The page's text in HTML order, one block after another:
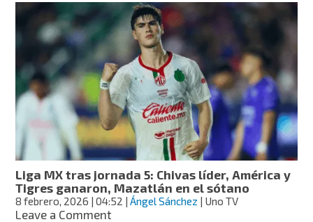
ganar
MX
tras
jornada
6:
Chivas
se
mantiene
líder
con
paso
perfecto;
Santos,
el
último
Liga MX tras jornada 5: Chivas líder, América y
Tigres ganaron, Mazatlán en el sótano
8 febrero, 2026 | 04:52 |Ángel Sánchez | Uno TV
Leave a Commenton